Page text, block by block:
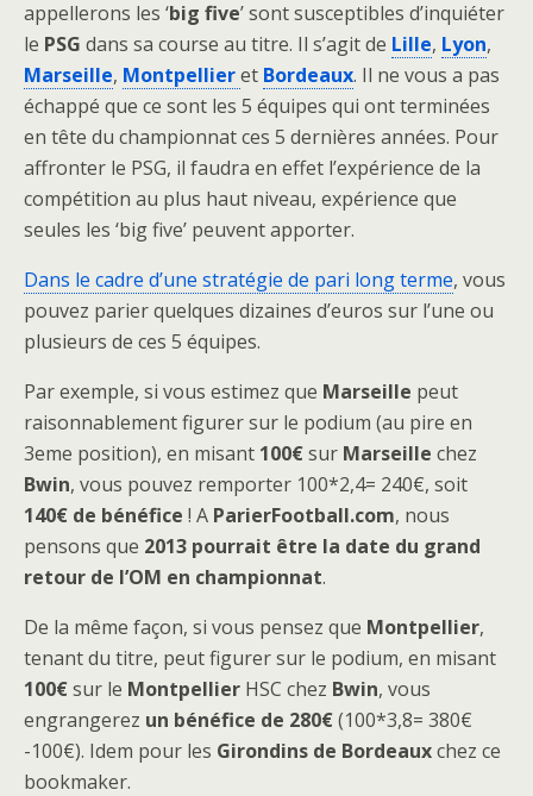
appellerons les ‘big five’ sont susceptibles d’inquiéter
le PSG dans sa course au titre. Il s’agit de Lille, Lyon,
Marseille, Montpellieret Bordeaux. Il ne vous a pas
échappé que ce sont les 5 équipes qui ont terminées
en tête du championnat ces 5 dernières années. Pour
affronter le PSG, il faudra en effet l’expérience de la
compétition au plus haut niveau, expérience que
seules les ‘big five’ peuvent apporter.
Dans le cadre d’une stratégie de pari long terme, vous
pouvez parier quelques dizaines d’euros sur l’une ou
plusieurs de ces 5 équipes.
Par exemple, si vous estimez que Marseille peut
raisonnablement figurer sur le podium (au pire en
3eme position), en misant 100€sur Marseille chez
Bwin, vous pouvez remporter 100*2,4= 240€, soit
140€ de bénéfice ! A ParierFootball.com, nous
pensons que 2013 pourrait être la date du grand
retour de l’OM en championnat.
De la même façon, si vous pensez que Montpellier,
tenant du titre, peut figurer sur le podium, en misant
100€sur le Montpellier HSC chez Bwin, vous
engrangerez un bénéfice de 280€(100*3,8= 380€
-100€). Idem pour les Girondins de Bordeauxchez ce
bookmaker.